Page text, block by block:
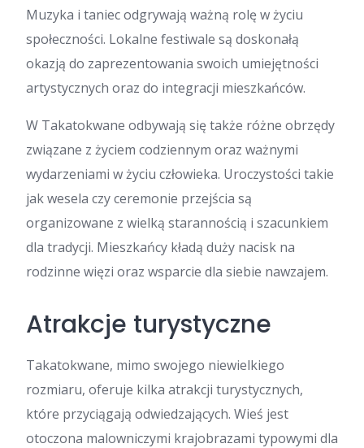
Muzyka i taniec odgrywają ważną rolę w życiu
społeczności. Lokalne festiwale są doskonałą
okazją do zaprezentowania swoich umiejętności
artystycznych oraz do integracji mieszkańców.
W Takatokwane odbywają się także różne obrzędy
związane z życiem codziennym oraz ważnymi
wydarzeniami w życiu człowieka. Uroczystości takie
jak wesela czy ceremonie przejścia są
organizowane z wielką starannością i szacunkiem
dla tradycji. Mieszkańcy kładą duży nacisk na
rodzinne więzi oraz wsparcie dla siebie nawzajem.
Atrakcje turystyczne
Takatokwane, mimo swojego niewielkiego
rozmiaru, oferuje kilka atrakcji turystycznych,
które przyciągają odwiedzających. Wieś jest
otoczona malowniczymi krajobrazami typowymi dla